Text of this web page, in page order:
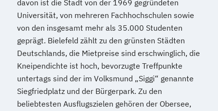
davon ist die Stadt von der 1969 gegründeten
Universität, von mehreren Fachhochschulen sowie
von den insgesamt mehr als 35.000 Studenten
geprägt. Bielefeld zählt zu den grünsten Städten
Deutschlands, die Mietpreise sind erschwinglich, die
Kneipendichte ist hoch, bevorzugte Treffpunkte
untertags sind der im Volksmund „Siggi“ genannte
Siegfriedplatz und der Bürgerpark. Zu den
beliebtesten Ausflugszielen gehören der Obersee,